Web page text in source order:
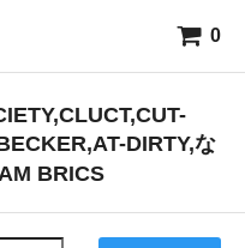
0
DIRTY,な
BRICS